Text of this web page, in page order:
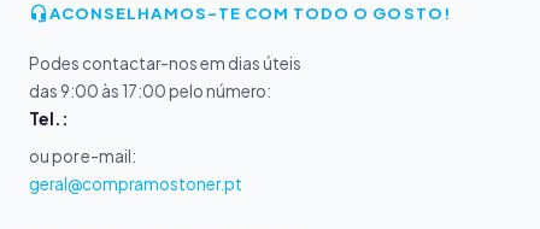
ACONSELHAMOS-TE COM TODO O GOSTO!
Podes contactar-nos em dias úteis
das 9:00 às 17:00 pelo número:
Tel.:
ou por e-mail:
geral@compramostoner.pt